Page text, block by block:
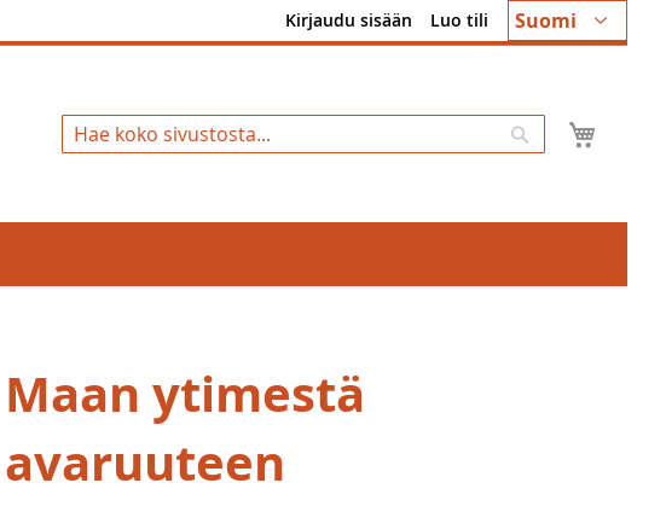
Kieli
Suomi
Kirjaudu sisään Luo tili
Hae
Maan ytimestä
avaruuteen